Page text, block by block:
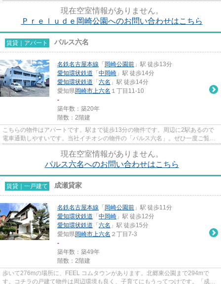
現在空室情報がありません。
Ｐｒｅｌｕｄｅ岡崎公園へのお問い合わせはこちら
賃貸｜アパート パルス六名
名鉄名古屋本線 「 岡崎公園前 」駅 徒歩13分
愛知環状鉄道 「 中岡崎 」駅 徒歩14分
愛知環状鉄道 「 六名 」駅 徒歩14分
愛知県岡崎市上六名 １丁目11-10
-
築年数：築20年
階数：2階建
こちらの物件はアパートです。駅まで徒歩13分の物件です。周辺に2駅あるので
電車通勤しやすいです。当社イチオシの物件の「パルス六名」。ぜひ一度ご覧く
現在空室情報がありません。
パルス六名へのお問い合わせはこちら
賃貸｜一戸建て 成瀬貸家
名鉄名古屋本線 「 岡崎公園前 」駅 徒歩11分
愛知環状鉄道 「 中岡崎 」駅 徒歩12分
愛知環状鉄道 「 六名 」駅 徒歩15分
愛知県岡崎市上六名 ２丁目7-3
-
築年数：築49年
階数：2階建
歩いて276mの場所に、FEEL コムタウンがあります。北郷東公園まで294mで
す。コチラの戸建て物件は周辺環境も良く、子育てにもうってつけです。「成瀬